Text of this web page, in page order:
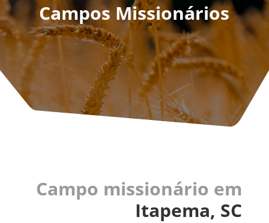
Campos Missionários
Campo missionário em
Itapema, SC